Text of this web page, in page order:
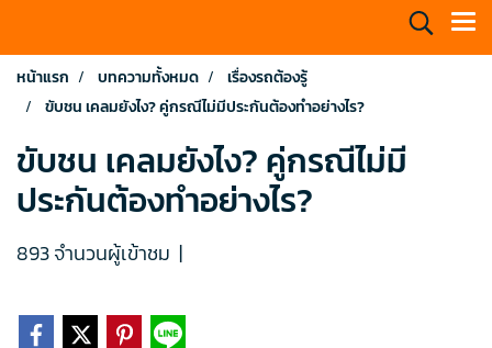
หน้าแรก บทความทั้งหมด
เรื่องรถต้องรู้
ขับชน เคลมยังไง? คู่กรณีไม่มีประกันต้องทำอย่างไร?
ขับชน เคลมยังไง? คู่กรณีไม่มี
ประกันต้องทำอย่างไร?
893 จำนวนผู้เข้าชม |